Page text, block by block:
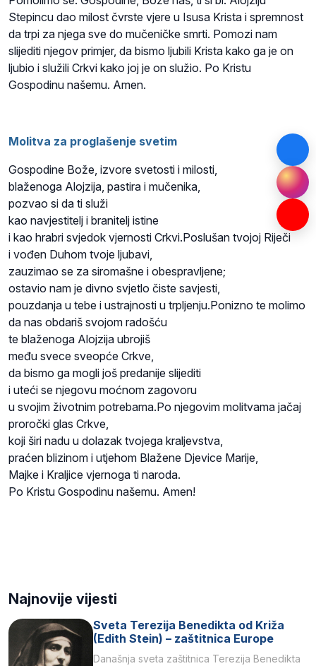
Stepincu dao milost čvrste vjere u Isusa Krista i spremnost
da trpi za njega sve do mučeničke smrti. Pomozi nam
slijediti njegov primjer, da bismo ljubili Krista kako ga je on
ljubio i služili Crkvi kako joj je on služio. Po Kristu
Gospodinu našemu. Amen.
Molitva za proglašenje svetim
Gospodine Bože, izvore svetosti i milosti,
blaženoga Alojzija, pastira i mučenika,
pozvao si da ti služi
kao navjestitelj i branitelj istine
i kao hrabri svjedok vjernosti Crkvi.Poslušan tvojoj Riječi
i vođen Duhom tvoje ljubavi,
zauzimao se za siromašne i obespravljene;
ostavio nam je divno svjetlo čiste savjesti,
pouzdanja u tebe i ustrajnosti u trpljenju.Ponizno te molimo
da nas obdariš svojom radošću
te blaženoga Alojzija ubrojiš
među svece sveopće Crkve,
da bismo ga mogli još predanije slijediti
i uteći se njegovu moćnom zagovoru
u svojim životnim potrebama.Po njegovim molitvama jačaj
proročki glas Crkve,
koji širi nadu u dolazak tvojega kraljevstva,
praćen blizinom i utjehom Blažene Djevice Marije,
Majke i Kraljice vjernoga ti naroda.
Po Kristu Gospodinu našemu. Amen!
Najnovije vijesti
Sveta Terezija Benedikta od Križa
(Edith Stein) – zaštitnica Europe
Današnja sveta zaštitnica Terezija Benedikta